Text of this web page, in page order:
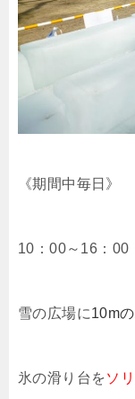
《期間中毎日》
10：00～16：00
雪の広場に10mの
氷の滑り台をソリ